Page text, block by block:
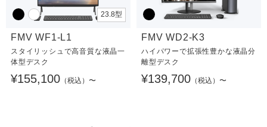
23.8型
FMV WF1-L1
スタイリッシュで高音質な液晶一
体型デスク
¥155,100 （税込）〜
FMV WD2-K3
ハイパワーで拡張性豊かな液晶分
離型デスク
¥139,700 （税込）〜